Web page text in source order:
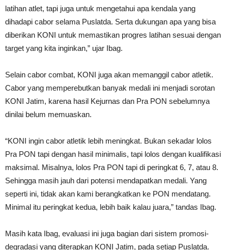
latihan atlet, tapi juga untuk mengetahui apa kendala yang
dihadapi cabor selama Puslatda. Serta dukungan apa yang bisa
diberikan KONI untuk memastikan progres latihan sesuai dengan
target yang kita inginkan,” ujar Ibag.
Selain cabor combat, KONI juga akan memanggil cabor atletik.
Cabor yang memperebutkan banyak medali ini menjadi sorotan
KONI Jatim, karena hasil Kejurnas dan Pra PON sebelumnya
dinilai belum memuaskan.
“KONI ingin cabor atletik lebih meningkat. Bukan sekadar lolos
Pra PON tapi dengan hasil minimalis, tapi lolos dengan kualifikasi
maksimal. Misalnya, lolos Pra PON tapi di peringkat 6, 7, atau 8.
Sehingga masih jauh dari potensi mendapatkan medali. Yang
seperti ini, tidak akan kami berangkatkan ke PON mendatang.
Minimal itu peringkat kedua, lebih baik kalau juara,” tandas Ibag.
Masih kata Ibag, evaluasi ini juga bagian dari sistem promosi-
degradasi yang diterapkan KONI Jatim, pada setiap Puslatda.